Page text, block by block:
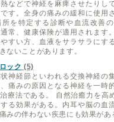
などで神経を麻痺させたりし
す。全身の痛みの緩和に使用
を特定する診断や血流改善
常、健康保険が適用されます
すい方、血液をサラサラにす
ないことがあります。
ック (5)
神経節といわれる交換神経の
痛みの原因となる神経を一時
療法である。 自然治癒力を高
る効果がある。内耳や脳の血
みの伴わない疾患にも効果があ